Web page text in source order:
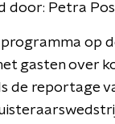
door: Petra
op
gasten over
de reportage